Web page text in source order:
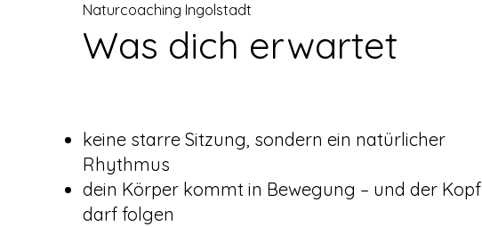
Naturcoaching Ingolstadt
Was dich erwartet
keine starre Sitzung, sondern ein natürlicher
Rhythmus
dein Körper kommt in Bewegung – und der Kopf
darf folgen